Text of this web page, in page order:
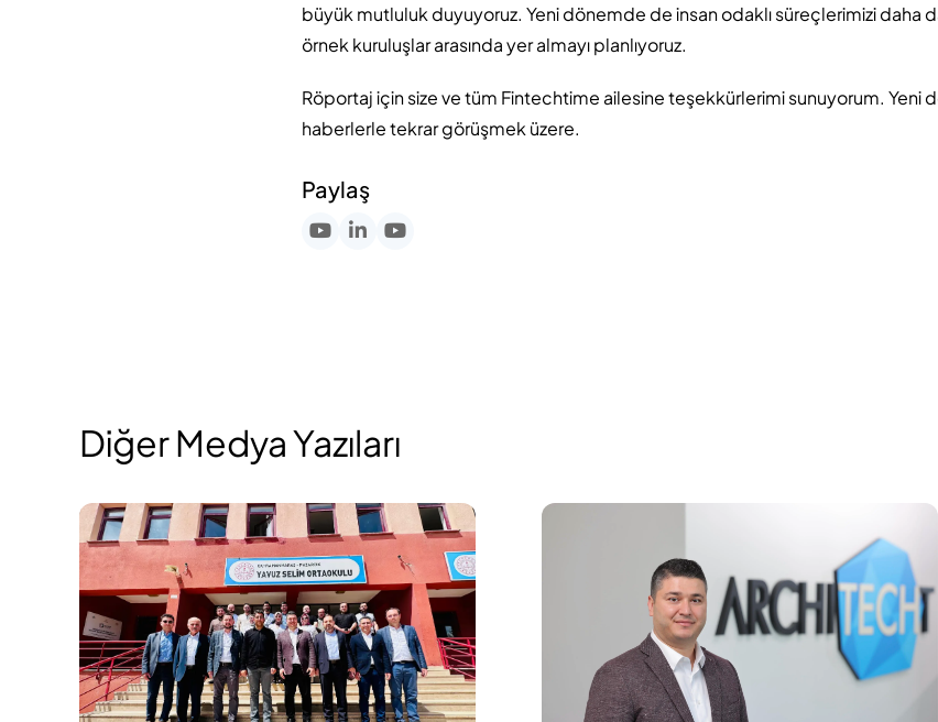
büyük mutluluk duyuyoruz. Yeni dönemde de insan odaklı süreçlerimizi daha
örnek kuruluşlar arasında yer almayı planlıyoruz.
Röportaj için size ve tüm Fintechtime ailesine teşekkürlerimi sunuyorum. Yeni
haberlerle tekrar görüşmek üzere.
Paylaş
Diğer Medya Yazıları